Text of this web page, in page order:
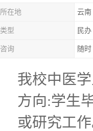
所在地 云南
类型 民办
咨询 随时
我校中医
方向:学生
或研究工